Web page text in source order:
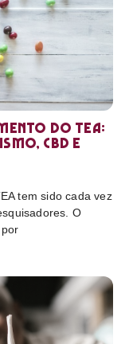
do TEA:
CBD e
tem sido cada vez
O